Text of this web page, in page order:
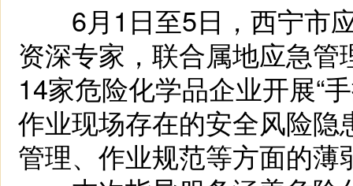
6月1日至5日，西宁市应
资深专家，联合属地应急
14家危险化学品企业开展“
作业现场存在的安全风险
管理、作业规范等方面的薄